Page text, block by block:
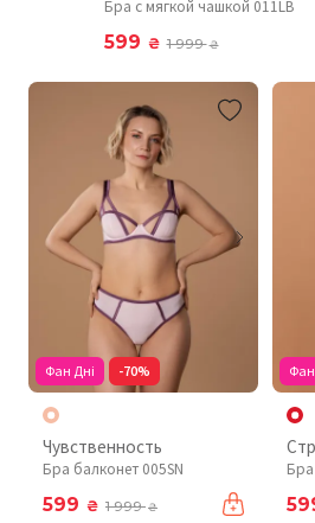
Бра с мягкой чашкой 011LB
599 ₴ 1 999₴
Фан Дні -70%
Чувственность
Бра балконет 005SN
599 ₴ 1 999₴
Фан